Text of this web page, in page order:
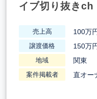
イブ切り抜きch
売上高 100万
譲渡価格 150万
地域 関東
案件掲載者 直オー